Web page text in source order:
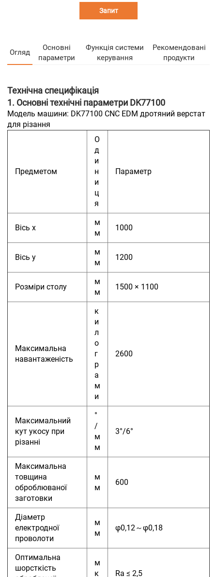
Запит
Огляд
Основні
параметри
Функція системи
керування
Рекомендовані
продукти
Технічна специфікація
1. Основні технічні параметри DK77100
Модель машини: DK77100 CNC EDM дротяний верстат
для різання
Предметом
О
д
и
н
и
ц
я
Параметр
Вісь x
м
м
1000
Вісь y
м
м
1200
Розміри столу
м
м
1500 × 1100
Максимальна
навантаженість
к
и
л
о
г
р
а
м
и
2600
Максимальний
кут укосу при
різанні
°
/
м
м
3°/6°
Максимальна
товщина
оброблюваної
заготовки
м
м
600
Діаметр
електродної
проволоти
м
м
φ0,12～φ0,18
Оптимальна
шорсткість
м
к
Ra ≤ 2,5